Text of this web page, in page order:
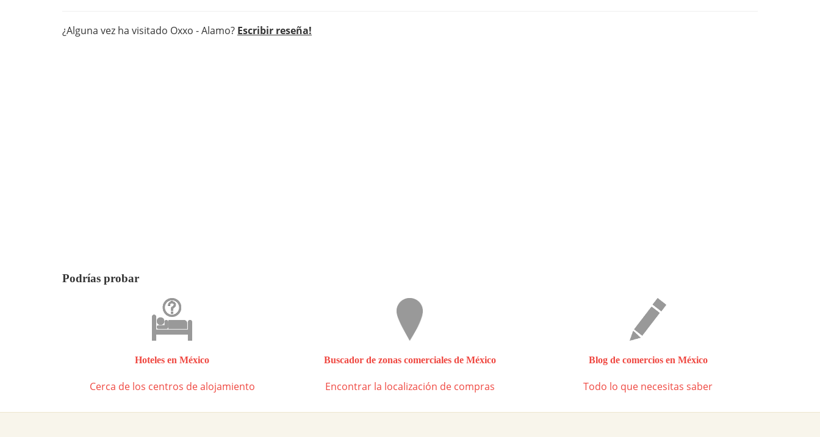
¿Alguna vez ha visitado Oxxo - Alamo? Escribir reseña!
Podrías probar
Hoteles en México
Cerca de los centros de alojamiento
Buscador de zonas comerciales de México
Encontrar la localización de compras
Blog de comercios en México
Todo lo que necesitas saber